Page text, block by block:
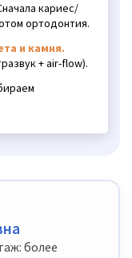
кариес/
ортодонтия.
и камня.
+ air-flow).
более